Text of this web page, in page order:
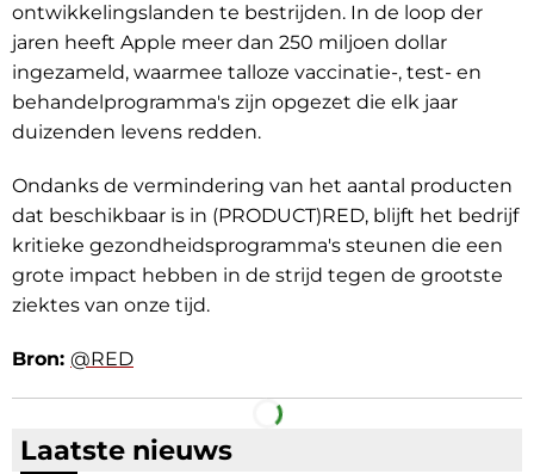
ontwikkelingslanden te bestrijden. In de loop der
jaren heeft Apple meer dan 250 miljoen dollar
ingezameld, waarmee talloze vaccinatie-, test- en
behandelprogramma's zijn opgezet die elk jaar
duizenden levens redden.
Ondanks de vermindering van het aantal producten
dat beschikbaar is in (PRODUCT)RED, blijft het bedrijf
kritieke gezondheidsprogramma's steunen die een
grote impact hebben in de strijd tegen de grootste
ziektes van onze tijd.
Bron: @RED
Facebook Telegram
Laatste nieuws